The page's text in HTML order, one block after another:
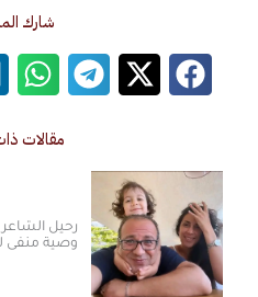
شارك المنشور
مقالات ذات صلة
رحيل الشاعر والصحفي
وصية منفى لم تكتمل